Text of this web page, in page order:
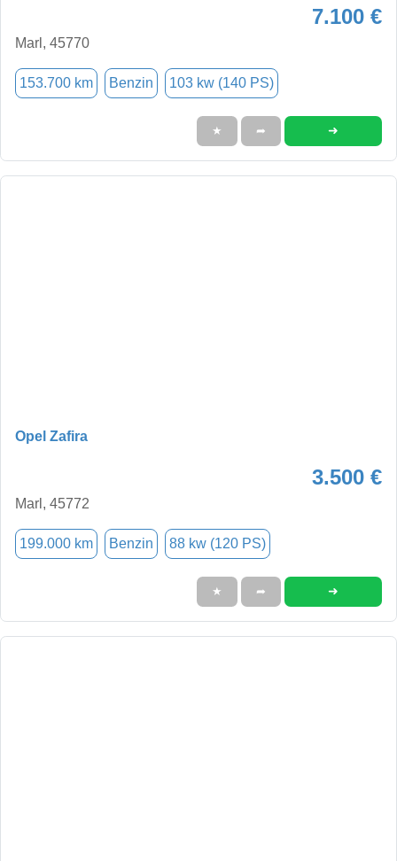
7.100 €
Marl, 45770
153.700 km Benzin 103 kw (140 PS)
★ ➦ ➜
Opel Zafira
3.500 €
Marl, 45772
199.000 km Benzin 88 kw (120 PS)
★ ➦ ➜